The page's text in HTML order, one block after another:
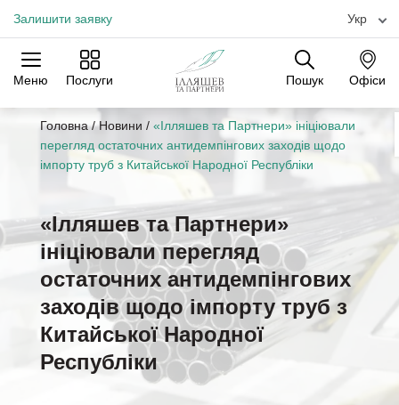
Залишити заявку Укр
Меню Послуги Пошук Офіси
Практики Галузі
Офіси
Головна/Новини / «Ілляшев та Партнери» ініціювали
перегляд остаточних антидемпінгових заходів щодо
імпорту труб з Китайської Народної Республіки
«Ілляшев та Партнери»
ініціювали перегляд
остаточних антидемпінгових
заходів щодо імпорту труб з
Китайської Народної
Республіки